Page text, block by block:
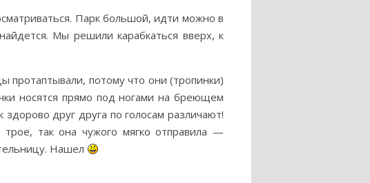
Парк большой, идти можно в
Мы решили карабкаться вверх, к
протаптывали, потому что они (тропинки)
носятся прямо под ногами на бреющем
друг друга по голосам различают!
так она чужого мягко отправила —
Нашел